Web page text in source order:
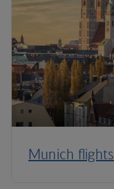
Munich flights